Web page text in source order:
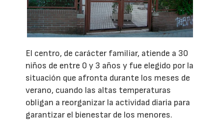
El centro, de carácter familiar, atiende a 30
niños de entre 0 y 3 años y fue elegido por la
situación que afronta durante los meses de
verano, cuando las altas temperaturas
obligan a reorganizar la actividad diaria para
garantizar el bienestar de los menores.